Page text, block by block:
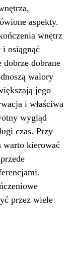
aspekty.
wnętrz
i osiągnąć
dobrane
walory
jego
i właściwa
wygląd
czas. Przy
warto kierować
przez wiele